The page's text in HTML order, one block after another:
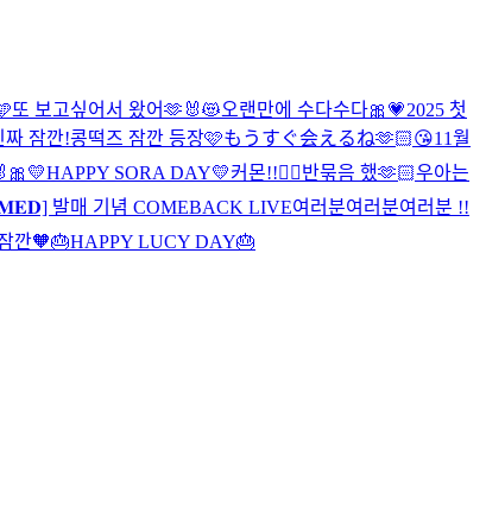
또 보고싶어서 왔어🫶🐰😻오랜만에 수다수다🎀💗2025 첫
짜 잠깐!콩떡즈 잠깐 등장🩷もうすぐ会えるね🫶🏻😘11월
💛HAPPY SORA DAY💛커몬!!❤️‍🔥반묶음 했🫶🏻우아는
발매 기념 COMEBACK LIVE여러분여러분여러분 !!
깐🧡🎂HAPPY LUCY DAY🎂